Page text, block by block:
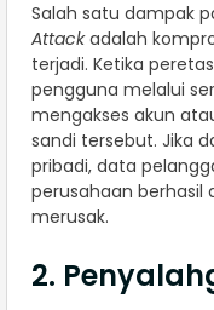
Salah satu dampak
Attackadalah
terjadi. Ketika
pengguna melalui
mengakses akun
sandi tersebut. Jika
pribadi, data
perusahaan berhasil
merusak.
2.